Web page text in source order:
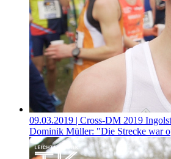
09.03.2019 | Cross-DM 2019
Dominik Müller: "Die Strecke war